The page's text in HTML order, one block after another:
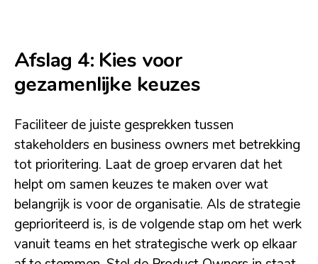
Afslag 4: Kies voor
gezamenlijke keuzes
Faciliteer de juiste gesprekken tussen
stakeholders en business owners met betrekking
tot prioritering. Laat de groep ervaren dat het
helpt om samen keuzes te maken over wat
belangrijk is voor de organisatie. Als de strategie
geprioriteerd is, is de volgende stap om het werk
vanuit teams en het strategische werk op elkaar